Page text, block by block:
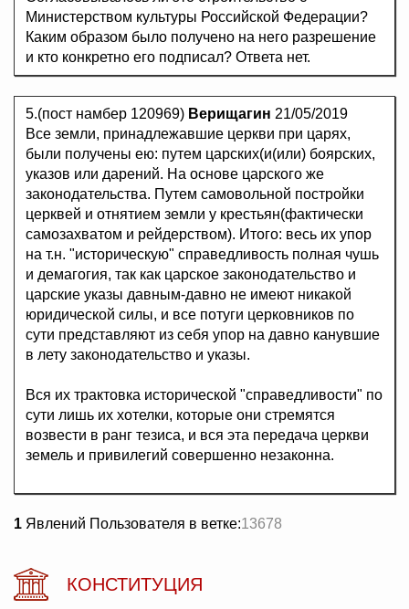
Министерством культуры Российской Федерации?
Каким образом было получено на него разрешение
и кто конкретно его подписал? Ответа нет.
5.(пост намбер 120969) Верищагин 21/05/2019
Все земли, принадлежавшие церкви при царях,
были получены ею: путем царских(и(или) боярских,
указов или дарений. На основе царского же
законодательства. Путем самовольной постройки
церквей и отнятием земли у крестьян(фактически
самозахватом и рейдерством). Итого: весь их упор
на т.н. "историческую" справедливость полная чушь
и демагогия, так как царское законодательство и
царские указы давным-давно не имеют никакой
юридической силы, и все потуги церковников по
сути представляют из себя упор на давно канувшие
в лету законодательство и указы.
Вся их трактовка исторической "справедливости" по
сути лишь их хотелки, которые они стремятся
возвести в ранг тезиса, и вся эта передача церкви
земель и привилегий совершенно незаконна.
1 Явлений Пользователя в ветке:13678
КОНСТИТУЦИЯ